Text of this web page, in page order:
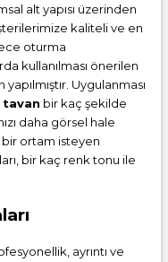
alt yapısı üzerinden
kaliteli ve en
oturma
kullanılması önerilen
Uygulanması
bir kaç şekilde
daha görsel hale
ortam isteyen
bir kaç renk tonu ile
ayrıntı ve